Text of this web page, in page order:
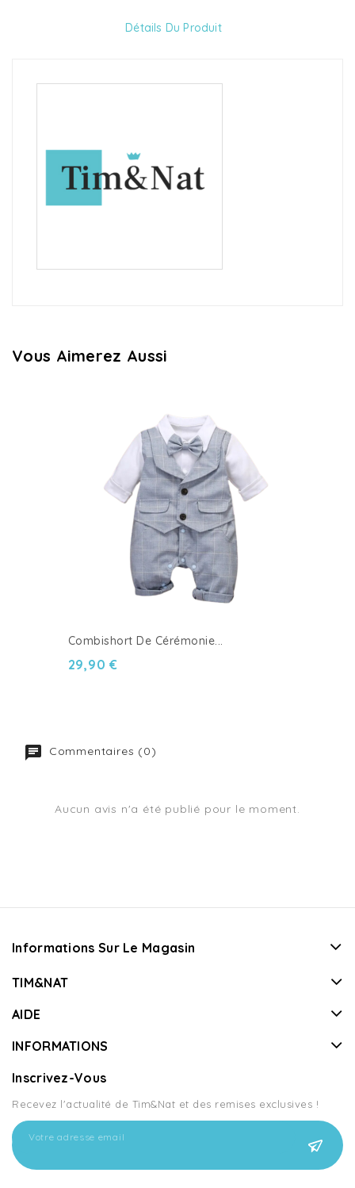
Détails Du Produit
Vous Aimerez Aussi
Combishort De Cérémonie...
29,90 €
Commentaires (0)
Aucun avis n'a été publié pour le moment.
Informations Sur Le Magasin
TIM&NAT
AIDE
INFORMATIONS
Inscrivez-Vous
Recevez l'actualité de Tim&Nat et des remises exclusives !